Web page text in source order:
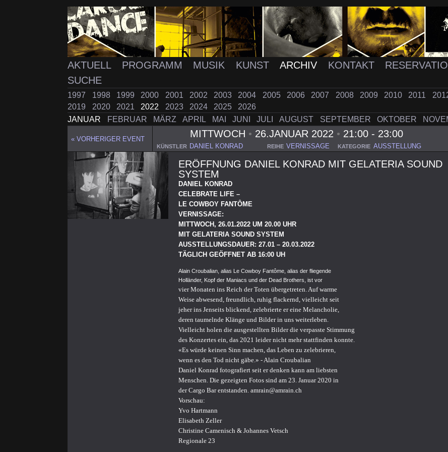
AKTUELL PROGRAMM MUSIK KUNST ARCHIV KONTAKT
SUCHE
1997 1998 1999 2000 2001 2002 2003 2004 2005 2006 2007 2008 2009 2010 2011
2019
2020 2021 2022 2023 2024 2025
2026
JANUAR
FEBRUAR MÄRZ APRIL MAI JUNI JULI AUGUST SEPTEMBER OKTOBER
« VORHERIGER EVENT MITTWOCH • 26.JANUAR 2022 • 21:00 - 23:00
KÜNSTLER DANIEL KONRAD REIHE VERNISSAGE KATEGORIE AUSSTELLUNG
ERÖFFNUNG DANIEL KONRAD MIT GELATERIA SOUND
SYSTEM
DANIEL KONRAD
CELEBRATE LIFE –
LE COWBOY FANTÔME
VERNISSAGE:
MITTWOCH, 26.01.2022 UM 20.00 UHR
MIT GELATERIA SOUND SYSTEM
AUSSTELLUNGSDAUER: 27.01 – 20.03.2022
TÄGLICH GEÖFFNET AB 16:00 UH
Alain Croubalian, alias Le Cowboy Fantôme, alias der fliegende
Holländer, Kopf der Maniacs und der Dead Brothers, ist vor
vier Monaten ins Reich der Toten übergetreten. Auf warme
Weise abwesend, freundlich, ruhig flackernd, vielleicht seit
jeher ins Jenseits blickend, zelebrierte er eine Melancholie,
deren taumelnde Klänge und Bilder in uns weiterleben.
Vielleicht holen die ausgestellten Bilder die verpasste Stimmung
des Konzertes ein, das 2021 leider nicht mehr stattfinden konnte.
«Es würde keinen Sinn machen, das Leben zu zelebrieren,
wenn es den Tod nicht gäbe.» - Alain Croubalian
Daniel Konrad fotografiert seit er denken kann am liebsten
Menschen. Die gezeigten Fotos sind am 23. Januar 2020 in
der Cargo Bar entstanden. amrain@amrain.ch
Vorschau:
Yvo Hartmann
Elisabeth Zeller
Christine Camenisch & Johannes Vetsch
Regionale 23